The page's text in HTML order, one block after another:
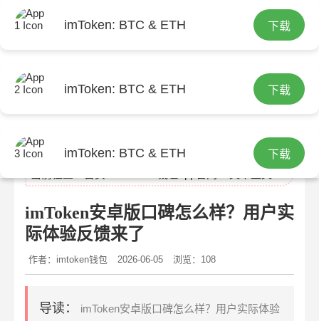
imToken: BTC & ETH 下载
imToken: BTC & ETH 下载
imToken: BTC & ETH 下载
imToken安卓版口碑怎么样？用户实
际体验反馈来了
作者：imtoken钱包 2026-06-05 浏览：108
导读：
imToken安卓版口碑怎么样？用户实际体验